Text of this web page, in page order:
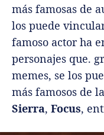
más famosas de
los puede
famoso actor ha
personajes que.
memes, se los
más famosos de
Sierra, Focus,